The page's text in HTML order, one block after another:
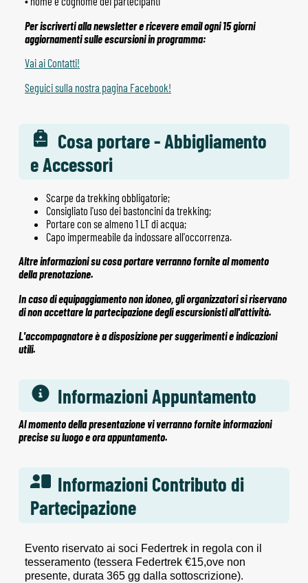
Per iscriverti alla newsletter e ricevere email ogni 15 giorni
aggiornamenti sulle escursioni in programma:
Vai ai Contatti!
Seguici sulla nostra pagina Facebook!
Cosa portare - Abbigliamento
e Accessori
Scarpe da trekking obbligatorie;
Consigliato l'uso dei bastoncini da trekking;
Portare con se almeno 1 LT di acqua;
Capo impermeabile da indossare all'occorrenza.
Altre informazioni su cosa portare verranno fornite al momento
della prenotazione.
In caso di equipaggiamento non idoneo, gli organizzatori si riservano
di non accettare la partecipazione degli escursionisti all'attività.
L'accompagnatore è a disposizione per suggerimenti e indicazioni
utili.
Informazioni Appuntamento
Al momento della presentazione vi verranno fornite informazioni
precise su luogo e ora appuntamento.
Informazioni Contributo di
Partecipazione
Evento riservato ai soci Federtrek in regola con il
tesseramento (tessera Federtrek €15,ove non
presente, durata 365 gg dalla sottoscrizione).